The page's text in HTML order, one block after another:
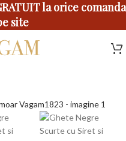
la orice comanda
site